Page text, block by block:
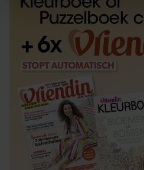
We gebruiken cookies om
personaliseren, om functies
en om ons websiteverkeer te
informatie over uw gebruik
partners voor social media,
partners kunnen deze
informatie die u aan ze heeft
verzameld op basis van uw
gaat akkoord met onze
gebruiken.